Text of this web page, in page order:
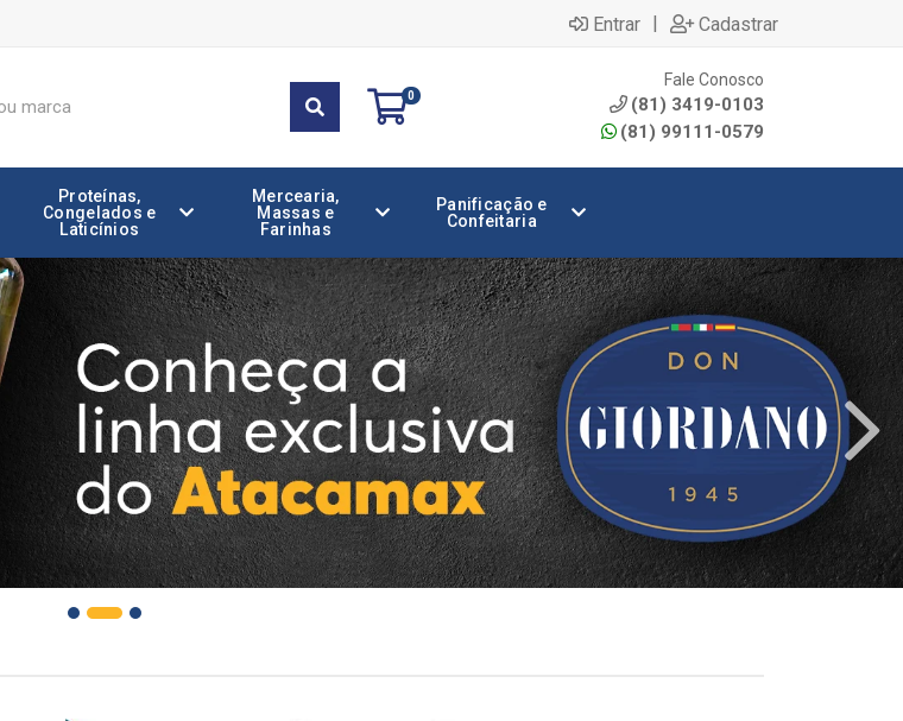
Entrar | Cadastrar
0
Fale Conosco
(81) 3419-0103
(81) 99111-0579
Proteínas,
Congelados e
Laticínios
Mercearia,
Massas e
Farinhas
Panificação e
Confeitaria